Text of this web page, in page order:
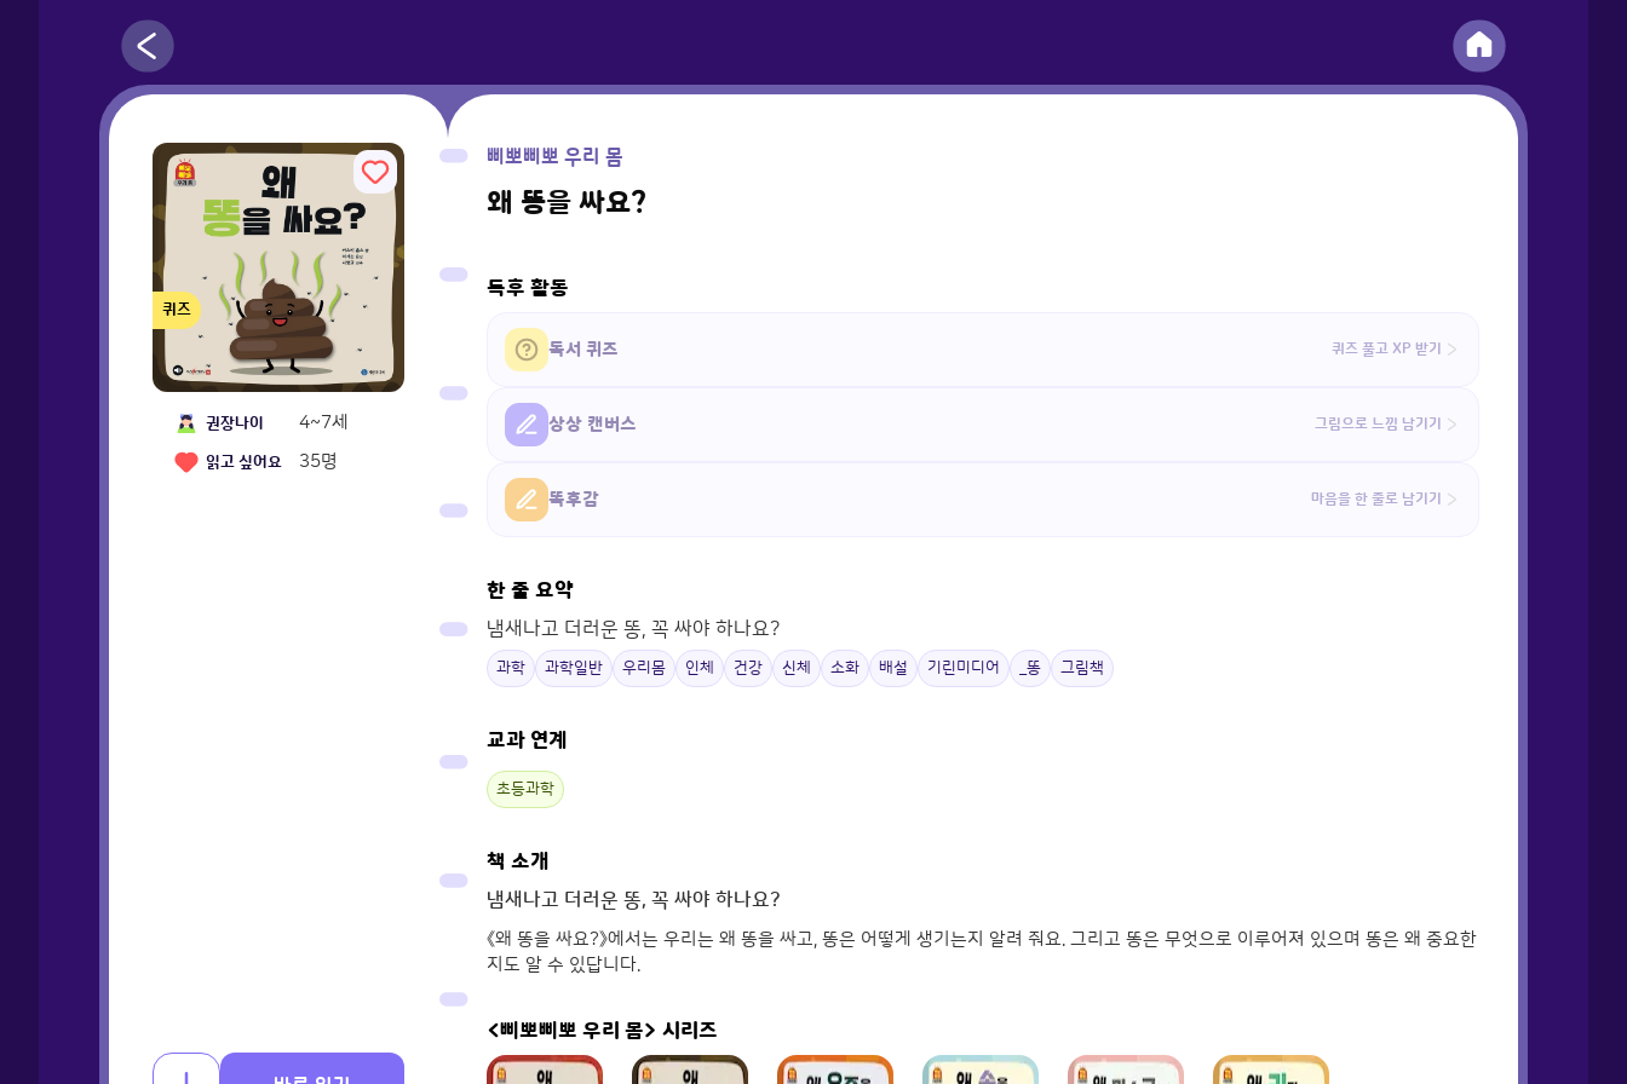
퀴즈
권장나이 4~7세
읽고 싶어요 35명
삐뽀삐뽀 우리 몸
왜 똥을 싸요?
독후 활동
독서 퀴즈 퀴즈 풀고 XP 받기
상상 캔버스 그림으로 느낌 남기기
똑후감 마음을 한 줄로 남기기
한 줄 요약
냄새나고 더러운 똥, 꼭 싸야 하나요?
과학 과학일반 우리몸 인체 건강 신체 소화 배설 기린미디어 _똥 그림책
교과 연계
초등과학
책 소개
냄새나고 더러운 똥, 꼭 싸야 하나요?
《왜 똥을 싸요?》에서는 우리는 왜 똥을 싸고, 똥은 어떻게 생기는지 알려 줘요. 그리고 똥은 무엇으로 이루어져 있으며 똥은 왜 중요한
지도 알 수 있답니다.
<삐뽀삐뽀 우리 몸> 시리즈